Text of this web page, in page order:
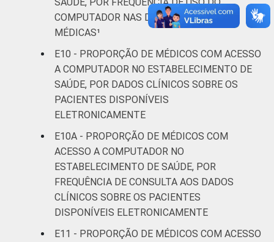
COMPUTADOR NAS DEMAIS ATIVIDADES
MÉDICAS¹
E10 - PROPORÇÃO DE MÉDICOS COM ACESSO
A COMPUTADOR NO ESTABELECIMENTO DE
SAÚDE, POR DADOS CLÍNICOS SOBRE OS
PACIENTES DISPONÍVEIS
ELETRONICAMENTE
E10A - PROPORÇÃO DE MÉDICOS COM
ACESSO A COMPUTADOR NO
ESTABELECIMENTO DE SAÚDE, POR
FREQUÊNCIA DE CONSULTA AOS DADOS
CLÍNICOS SOBRE OS PACIENTES
DISPONÍVEIS ELETRONICAMENTE
E11 - PROPORÇÃO DE MÉDICOS COM ACESSO